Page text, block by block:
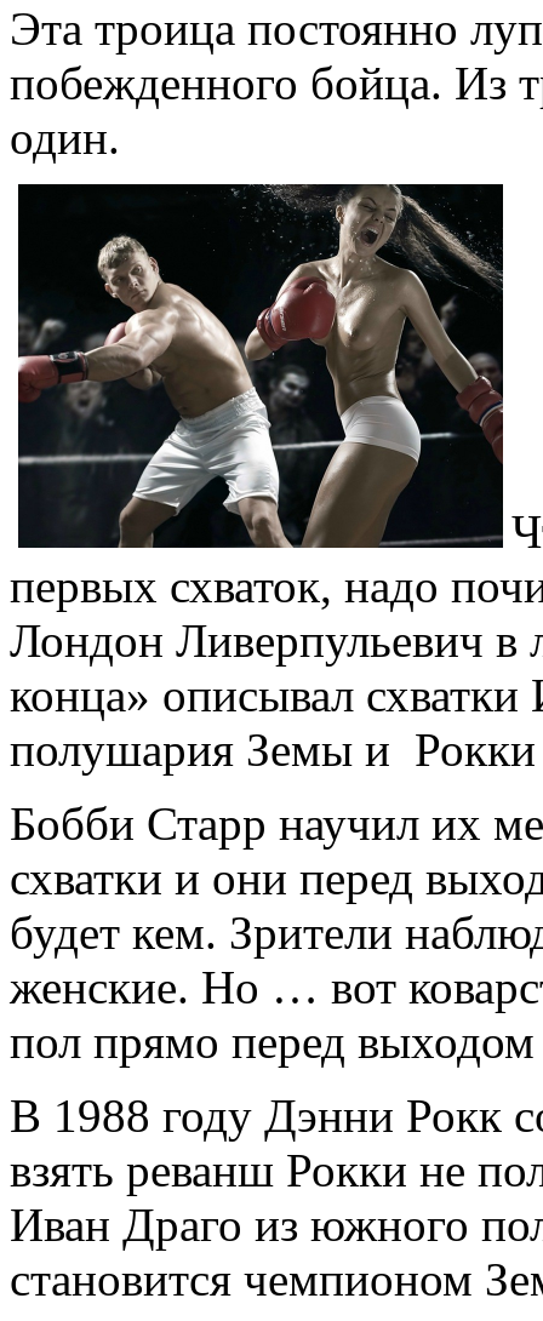
Эта троица постоянно
побежденного бойца. Из
один.
первых схваток, надо
Лондон Ливерпульевич в
конца» описывал схватки
полушария Земы и Рокки
Бобби Старр научил их
схватки и они перед
будет кем. Зрители
женские. Но … вот
пол прямо перед
В 1988 году Дэнни Рокк
взять реванш Рокки не
Иван Драго из южного
становится чемпионом